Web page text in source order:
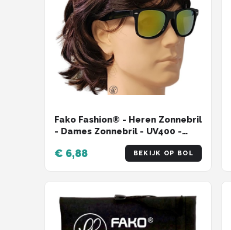
Fako Fashion® - Heren Zonnebril
- Dames Zonnebril - UV400 -
Zwart - Spiegel Goud
€ 6,88 BEKIJK OP BOL